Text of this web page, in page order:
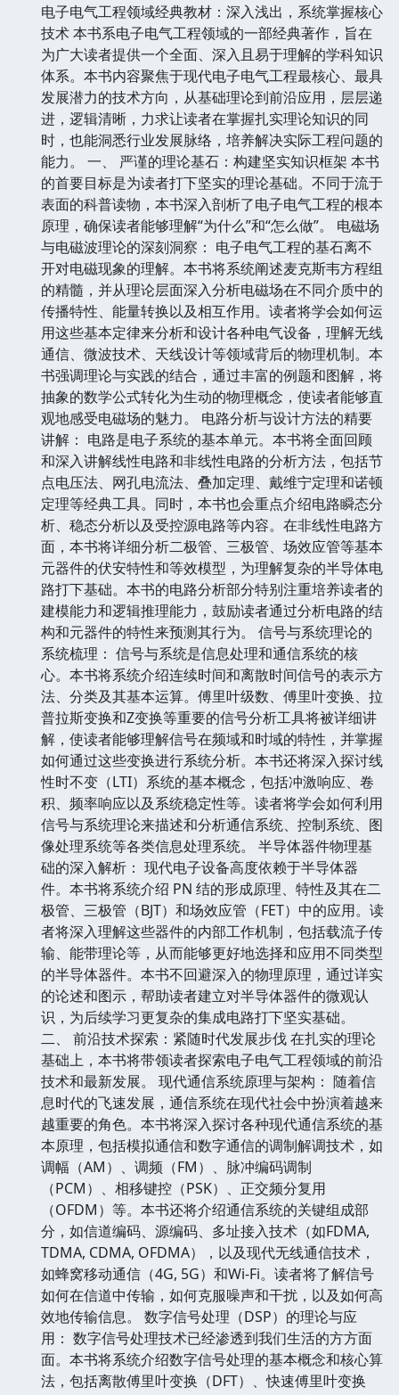
电子电气工程领域经典教材：深入浅出，系统掌握核心
技术 本书系电子电气工程领域的一部经典著作，旨在
为广大读者提供一个全面、深入且易于理解的学科知识
体系。本书内容聚焦于现代电子电气工程最核心、最具
发展潜力的技术方向，从基础理论到前沿应用，层层递
进，逻辑清晰，力求让读者在掌握扎实理论知识的同
时，也能洞悉行业发展脉络，培养解决实际工程问题的
能力。 一、 严谨的理论基石：构建坚实知识框架 本书
的首要目标是为读者打下坚实的理论基础。不同于流于
表面的科普读物，本书深入剖析了电子电气工程的根本
原理，确保读者能够理解“为什么”和“怎么做”。 电磁场
与电磁波理论的深刻洞察： 电子电气工程的基石离不
开对电磁现象的理解。本书将系统阐述麦克斯韦方程组
的精髓，并从理论层面深入分析电磁场在不同介质中的
传播特性、能量转换以及相互作用。读者将学会如何运
用这些基本定律来分析和设计各种电气设备，理解无线
通信、微波技术、天线设计等领域背后的物理机制。本
书强调理论与实践的结合，通过丰富的例题和图解，将
抽象的数学公式转化为生动的物理概念，使读者能够直
观地感受电磁场的魅力。 电路分析与设计方法的精要
讲解： 电路是电子系统的基本单元。本书将全面回顾
和深入讲解线性电路和非线性电路的分析方法，包括节
点电压法、网孔电流法、叠加定理、戴维宁定理和诺顿
定理等经典工具。同时，本书也会重点介绍电路瞬态分
析、稳态分析以及受控源电路等内容。在非线性电路方
面，本书将详细分析二极管、三极管、场效应管等基本
元器件的伏安特性和等效模型，为理解复杂的半导体电
路打下基础。本书的电路分析部分特别注重培养读者的
建模能力和逻辑推理能力，鼓励读者通过分析电路的结
构和元器件的特性来预测其行为。 信号与系统理论的
系统梳理： 信号与系统是信息处理和通信系统的核
心。本书将系统介绍连续时间和离散时间信号的表示方
法、分类及其基本运算。傅里叶级数、傅里叶变换、拉
普拉斯变换和Z变换等重要的信号分析工具将被详细讲
解，使读者能够理解信号在频域和时域的特性，并掌握
如何通过这些变换进行系统分析。本书还将深入探讨线
性时不变（LTI）系统的基本概念，包括冲激响应、卷
积、频率响应以及系统稳定性等。读者将学会如何利用
信号与系统理论来描述和分析通信系统、控制系统、图
像处理系统等各类信息处理系统。 半导体器件物理基
础的深入解析： 现代电子设备高度依赖于半导体器
件。本书将系统介绍 PN 结的形成原理、特性及其在二
极管、三极管（BJT）和场效应管（FET）中的应用。读
者将深入理解这些器件的内部工作机制，包括载流子传
输、能带理论等，从而能够更好地选择和应用不同类型
的半导体器件。本书不回避深入的物理原理，通过详实
的论述和图示，帮助读者建立对半导体器件的微观认
识，为后续学习更复杂的集成电路打下坚实基础。
二、 前沿技术探索：紧随时代发展步伐 在扎实的理论
基础上，本书将带领读者探索电子电气工程领域的前沿
技术和最新发展。 现代通信系统原理与架构： 随着信
息时代的飞速发展，通信系统在现代社会中扮演着越来
越重要的角色。本书将深入探讨各种现代通信系统的基
本原理，包括模拟通信和数字通信的调制解调技术，如
调幅（AM）、调频（FM）、脉冲编码调制
（PCM）、相移键控（PSK）、正交频分复用
（OFDM）等。本书还将介绍通信系统的关键组成部
分，如信道编码、源编码、多址接入技术（如FDMA,
TDMA, CDMA, OFDMA），以及现代无线通信技术，
如蜂窝移动通信（4G, 5G）和Wi-Fi。读者将了解信号
如何在信道中传输，如何克服噪声和干扰，以及如何高
效地传输信息。 数字信号处理（DSP）的理论与应
用： 数字信号处理技术已经渗透到我们生活的方方面
面。本书将系统介绍数字信号处理的基本概念和核心算
法，包括离散傅里叶变换（DFT）、快速傅里叶变换